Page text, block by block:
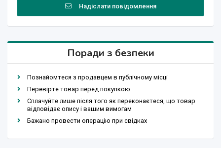
Надіслати повідомлення
Поради з безпеки
Познайомтеся з продавцем в публічному місці
Перевірте товар перед покупкою
Сплачуйте лише після того як переконаєтеся, що товар
відповідає опису і вашим вимогам
Бажано провести операцію при свідках